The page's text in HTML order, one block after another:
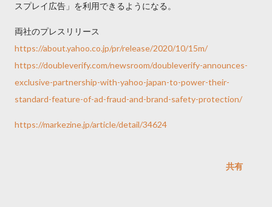
スプレイ広告」を利用できるようになる。
両社のプレスリリース
https://about.yahoo.co.jp/pr/release/2020/10/15m/
https://doubleverify.com/newsroom/doubleverify-announces-
exclusive-partnership-with-yahoo-japan-to-power-their-
standard-feature-of-ad-fraud-and-brand-safety-protection/
https://markezine.jp/article/detail/34624
共有